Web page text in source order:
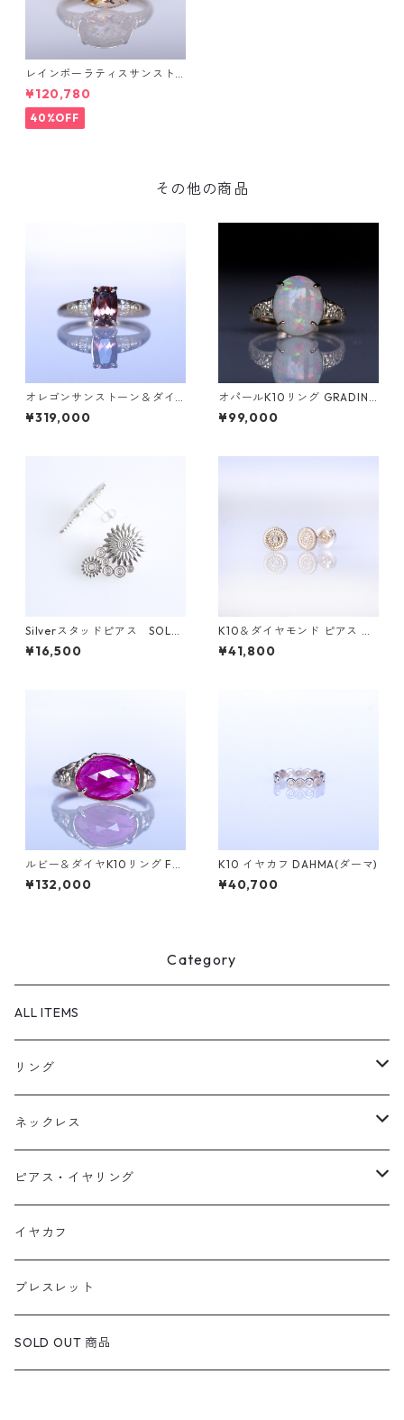
レインボーラティスサンスト
ーン＆ダイヤK10リング FATA
(ファタ）[F019]
¥120,780
40%OFF
その他の商品
オレゴンサンストーン＆ダイ
ヤK18リング FATA(ファタ）[F
023]
¥319,000
オパールK10リング GRADINA
W(グラディナ）[GW001]
¥99,000
Silverスタッドピアス SOL
（ソル）
¥16,500
K10＆ダイヤモンド ピアス DA
HMA(ダーマ)
¥41,800
ルビー＆ダイヤK10リング FU
YO(フヨウ) [F007]
¥132,000
K10 イヤカフ DAHMA(ダーマ)
¥40,700
Category
ALL ITEMS
リング
天然石1点ものリング【Gold】（在庫ありのみ絞込）
天然石1点ものリング【Silver】（在庫ありのみ絞込）
定番リング
ネックレス
天然石1点ものネックレス（在庫ありのみ絞込）
定番ネックレス
ピアス・イヤリング
天然石1点ものピアス（在庫ありのみ絞込）
定番ピアス/イヤリング
イヤカフ
ブレスレット
SOLD OUT 商品